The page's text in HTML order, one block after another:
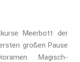
Meerbott der
großen Pause
Magisch-